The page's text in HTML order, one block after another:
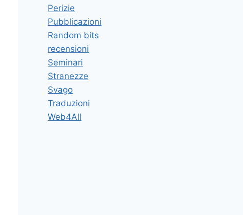
Perizie
Pubblicazioni
Random bits
recensioni
Seminari
Stranezze
Svago
Traduzioni
Web4All